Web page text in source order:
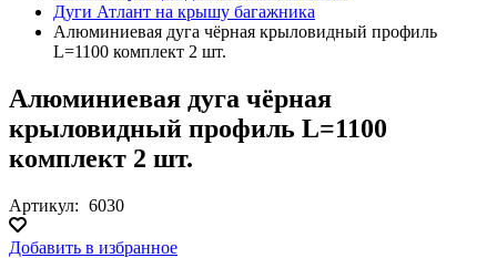
Дуги Атлант на крышу багажника
Алюминиевая дуга чёрная крыловидный профиль
L=1100 комплект 2 шт.
Алюминиевая дуга чёрная
крыловидный профиль L=1100
комплект 2 шт.
Артикул: 6030
Добавить в избранное